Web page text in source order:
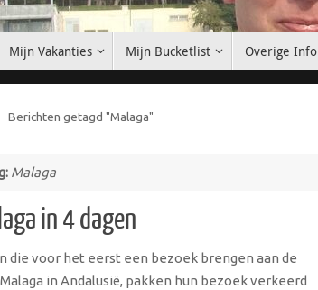
Mijn Vakanties Mijn Bucketlist Overige Info
Berichten getagd "Malaga"
Malaga
in 4 dagen
die voor het eerst een bezoek brengen aan de
in Andalusië, pakken hun bezoek verkeerd